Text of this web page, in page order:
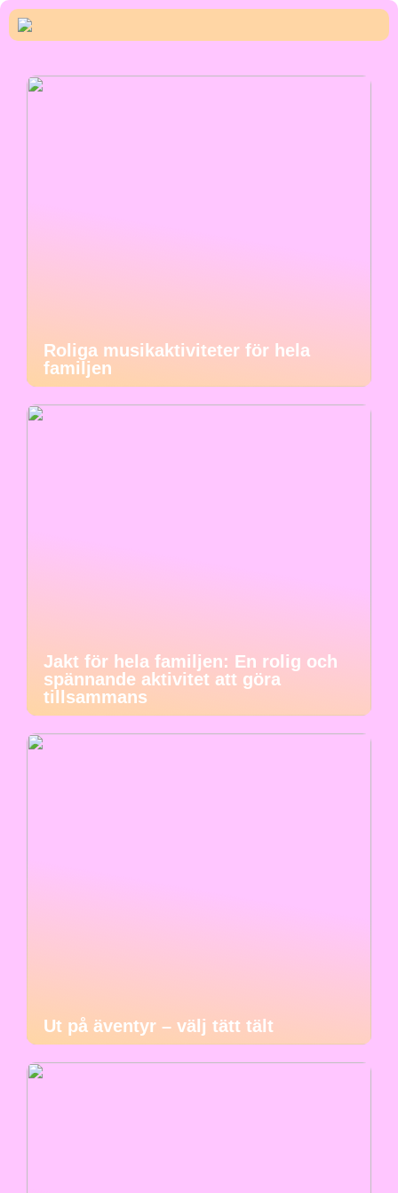
Roliga musikaktiviteter för hela
familjen
Jakt för hela familjen: En rolig och
spännande aktivitet att göra
tillsammans
Ut på äventyr – välj tätt tält